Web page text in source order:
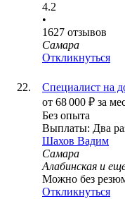
4.2
•
1627 отзывов
Самара
Откликнуться
Специалист на
от 68 000 ₽ за
Без опыта
Выплаты: Два
Шахов Вадим
Самара
Алабинская и
Можно без
Откликнуться